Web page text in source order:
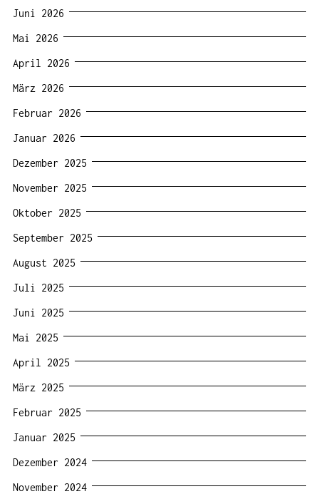
Juni 2026
Mai 2026
April 2026
März 2026
Februar 2026
Januar 2026
Dezember 2025
November 2025
Oktober 2025
September 2025
August 2025
Juli 2025
Juni 2025
Mai 2025
April 2025
März 2025
Februar 2025
Januar 2025
Dezember 2024
November 2024